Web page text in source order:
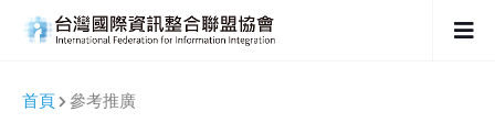
首頁 參考推廣